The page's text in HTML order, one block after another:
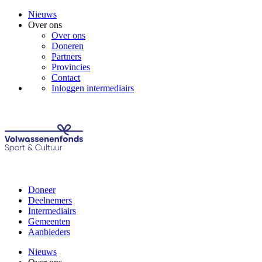
Nieuws
Over ons
Over ons
Doneren
Partners
Provincies
Contact
Inloggen intermediairs
Doneer
Deelnemers
Intermediairs
Gemeenten
Aanbieders
Nieuws